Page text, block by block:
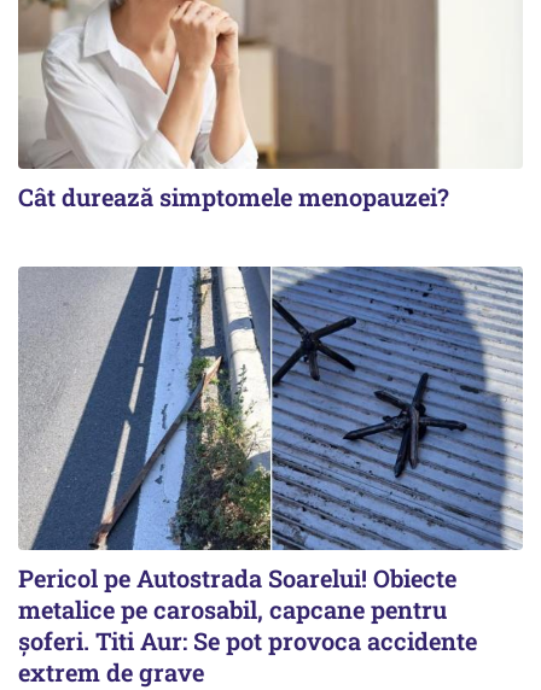
Cât durează simptomele menopauzei?
Pericol pe Autostrada Soarelui! Obiecte
metalice pe carosabil, capcane pentru
șoferi. Titi Aur: Se pot provoca accidente
extrem de grave